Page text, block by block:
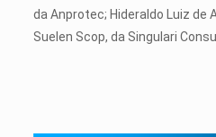
da Anprotec; Hideraldo Luiz de
Suelen Scop, da Singulari